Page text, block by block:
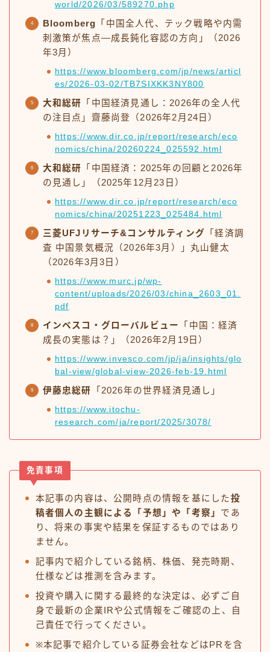
world/2026/03/589270.php
Bloomberg 「中国全人代、テック戦略や内需
刺激策が焦点—成長鈍化容認の方向」（2026
年3月）
https://www.bloomberg.com/jp/news/articl
es/2026-03-02/TB7SIXKK3NY800
大和総研 「中国経済見通し：2026年の全人代
の注目点」齋藤尚登（2026年2月24日）
https://www.dir.co.jp/report/research/eco
nomics/china/20260224_025592.html
大和総研 「中国経済：2025年の回顧と2026年
の見通し」（2025年12月23日）
https://www.dir.co.jp/report/research/eco
nomics/china/20251223_025484.html
三菱UFJリサーチ&コンサルティング
「経済調
査 中国景気概況（2026年3月）」丸山健太
（2026年3月3日）
https://www.murc.jp/wp-
content/uploads/2026/03/china_2603_01.
pdf
インベスコ・グローバルビュー
「中国：経済
成長の実態は？」（2026年2月19日）
https://www.invesco.com/jp/ja/insights/glo
bal-view/global-view-2026-feb-19.html
伊藤忠総研 「2026年の世界経済見通し」
https://www.itochu-
research.com/ja/report/2025/3078/
免責事項
本記事の内容は、公開時点の情報を基にした投
稿者個人の主観による「予想」や「考察」 であ
り、将来の事実や結果を保証するものではあり
ません。
記事内で紹介している銘柄、株価、発売時期、
仕様などは推測を含みます。
投資や購入に関する最終的な決定は、必ずご自
身で最新の企業IRや公式情報をご確認の上、自
己責任で行ってください。
※本記事で紹介している証券会社などはPRを含